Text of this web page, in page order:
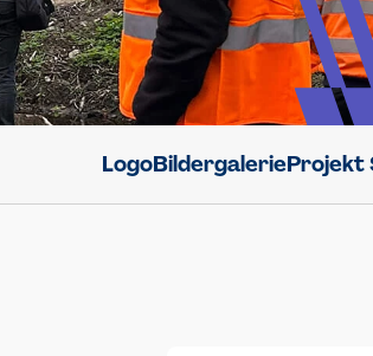
LogoBildergalerieProjekt